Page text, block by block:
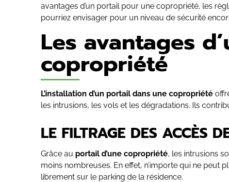
avantages d’un portail pour une copropriété, les
pourriez envisager pour un niveau de sécurité
Les avantages
copropriété
L’installation d’un portail dans une copropriété
les intrusions, les vols et les dégradations. Ils
LE FILTRAGE DES ACCÈS
Grâce au portail d’une copropriété, les intrusions
moins nombreuses. En effet, n’importe qui ne peut
librement sur le parking de la résidence.